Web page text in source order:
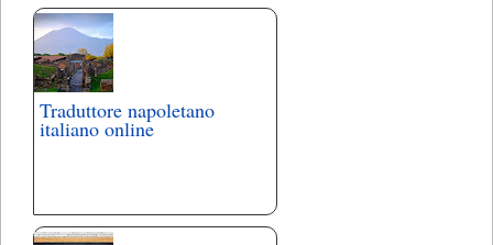
Traduttore napoletano
italiano online